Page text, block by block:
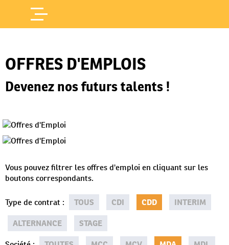
OFFRES D'EMPLOIS
Devenez nos futurs talents !
Vous pouvez filtrer les offres d'emploi en cliquant sur les
boutons correspondants.
Type de contrat : TOUS CDI CDD
INTERIM
ALTERNANCE
STAGE